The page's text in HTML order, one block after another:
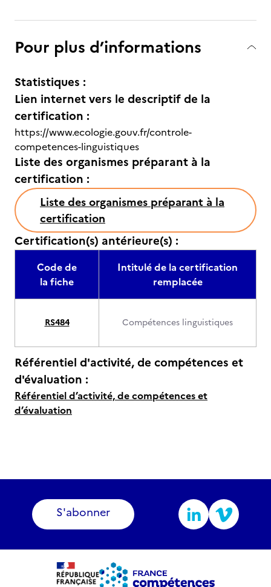
Pour plus d’informations
Statistiques :
Lien internet vers le descriptif de la
certification :
https://www.ecologie.gouv.fr/controle-
competences-linguistiques
Liste des organismes préparant à la
certification :
Liste des organismes préparant à la
certification
Certification(s) antérieure(s) :
Code de
la fiche
Intitulé de la certification
remplacée
RS484 Compétences linguistiques
Référentiel d'activité, de compétences et
d'évaluation :
Référentiel d’activité, de compétences et
d’évaluation
S'abonner